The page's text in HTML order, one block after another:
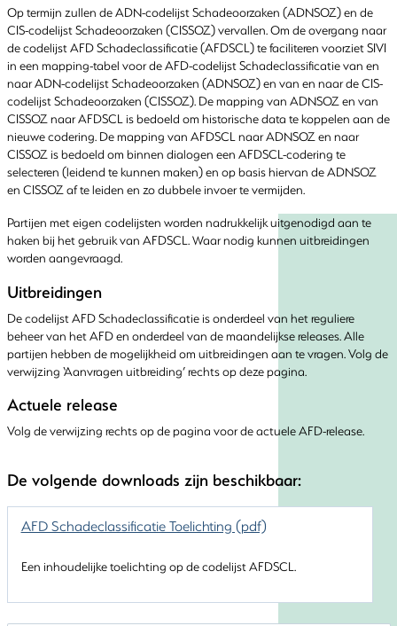
Op termijn zullen de ADN-codelijst Schadeoorzaken (ADNSOZ) en de
CIS-codelijst Schadeoorzaken (CISSOZ) vervallen. Om de overgang naar
de codelijst AFD Schadeclassificatie (AFDSCL) te faciliteren voorziet SIVI
in een mapping-tabel voor de AFD-codelijst Schadeclassificatie van en
naar ADN-codelijst Schadeoorzaken (ADNSOZ) en van en naar de CIS-
codelijst Schadeoorzaken (CISSOZ). De mapping van ADNSOZ en van
CISSOZ naar AFDSCL is bedoeld om historische data te koppelen aan de
nieuwe codering. De mapping van AFDSCL naar ADNSOZ en naar
CISSOZ is bedoeld om binnen dialogen een AFDSCL-codering te
selecteren (leidend te kunnen maken) en op basis hiervan de ADNSOZ
en CISSOZ af te leiden en zo dubbele invoer te vermijden.
Partijen met eigen codelijsten worden nadrukkelijk uitgenodigd aan te
haken bij het gebruik van AFDSCL. Waar nodig kunnen uitbreidingen
worden aangevraagd.
Uitbreidingen
De codelijst AFD Schadeclassificatie is onderdeel van het reguliere
beheer van het AFD en onderdeel van de maandelijkse releases. Alle
partijen hebben de mogelijkheid om uitbreidingen aan te vragen. Volg de
verwijzing ‘Aanvragen uitbreiding’ rechts op deze pagina.
Actuele release
Volg de verwijzing rechts op de pagina voor de actuele AFD-release.
De volgende downloads zijn beschikbaar:
AFD Schadeclassificatie Toelichting (pdf)
Een inhoudelijke toelichting op de codelijst AFDSCL.